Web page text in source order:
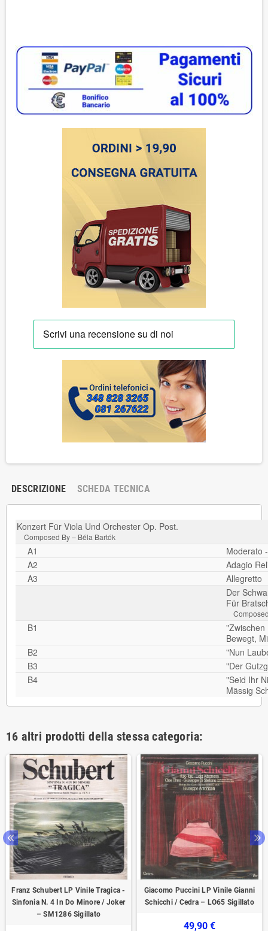
DESCRIZIONE SCHEDA TECNICA
Konzert Für Viola Und Orchester Op. Post.
Composed By – Béla Bartók
A1
Moderato
A2
Adagio
A3
Allegretto
Der
Für
B1
"Zwischen
Bewegt,
B2
"Nun
B3
"Der
B4
"Seid Ihr
Mässig
16 altri prodotti della stessa categoria:
Franz Schubert LP Vinile Tragica -
Sinfonia N. 4 In Do Minore / Joker
– SM1286 Sigillato
Giacomo Puccini LP Vinile Gianni
Schicchi / Cedra‎ – LO65 Sigillato
49,90 €